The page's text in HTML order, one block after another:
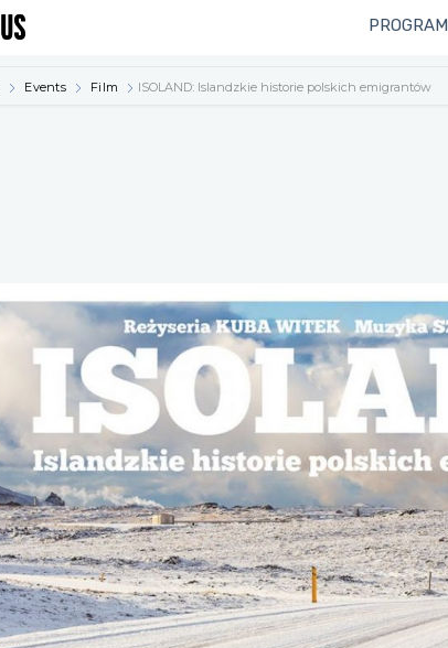
PROGRAM
Events Film ISOLAND: Islandzkie historie polskich emigrantów